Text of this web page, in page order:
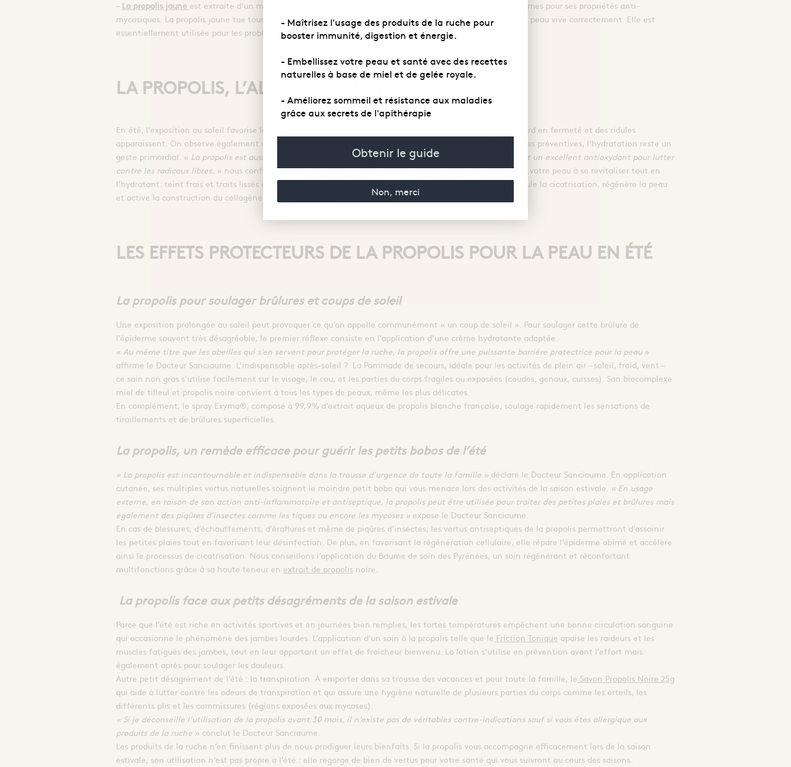
– La propolis jaune est extraite d’un milieu gras. Elle est principalement utilisée dans les baumes et les crèmes pour ses propriétés anti-
mycosiques. La propolis jaune tue tous les champignons et contient de bons micro-organismes pour que la peau vive correctement. Elle est
essentiellement utilisée pour les problèmes de peau (acnée, peau sèche, champignons…)
LA PROPOLIS, L’ALLIÉE ANTI-ÂGE
En été, l’exposition au soleil favorise le vieillissement prématuré de la peau. Au fil du temps, l’épiderme perd en fermeté et des ridules
apparaissent. On observe également un dessèchement et une déshydratation de la peau. Parmi les mesures préventives, l’hydratation reste un
geste primordial. « La propolis est aussi un puissant antioxydant grâce à sa richesse en flavonoïdes, elle est un excellent antioxydant pour lutter
contre les radicaux libres. » nous confie le docteur Sanciaume. Notre Crème de l’Apicultrice Anti-âge, aide votre peau à se revitaliser tout en
l’hydratant: teint frais et traits lissés égaieront votre visage. Notre préparation, enrichie en propolis, stimule la cicatrisation, régénère la peau
et active la construction du collagène pour une peau saine et revigorée.
LES EFFETS PROTECTEURS DE LA PROPOLIS POUR LA PEAU EN ÉTÉ
La propolis pour soulager brûlures et coups de soleil
Une exposition prolongée au soleil peut provoquer ce qu’on appelle communément « un coup de soleil ». Pour soulager cette brûlure de
l’épiderme souvent très désagréable, le premier réflexe consiste en l’application d’une crème hydratante adaptée.
« Au même titre que les abeilles qui s’en servent pour protéger la ruche, la propolis offre une puissante barrière protectrice pour la peau»
affirme le Docteur Sanciaume. L’indispensable après-soleil ? La Pommade de secours, idéale pour les activités de plein air – soleil, froid, vent –
ce soin non gras s’utilise facilement sur le visage, le cou, et les parties du corps fragiles ou exposées (coudes, genoux, cuisses). Son biocomplexe
miel de tilleul et propolis noire convient à tous les types de peaux, même les plus délicates.
En complément, le spray Exyma®, composé à 99,9% d’extrait aqueux de propolis blanche française, soulage rapidement les sensations de
tiraillements et de brûlures superficielles.
La propolis, un remède efficace pour guérir les petits bobos de l’été
« La propolis est incontournable et indispensable dans la trousse d’urgence de toute la famille » déclare le Docteur Sanciaume. En application
cutanée, ses multiples vertus naturelles soignent le moindre petit bobo qui vous menace lors des activités de la saison estivale. « En usage
externe, en raison de son action anti-inflammatoire et antiseptique, la propolis peut être utilisée pour traiter des petites plaies et brûlures mais
également des piqûres d’insectes comme les tiques ou encore les mycoses » expose le Docteur Sanciaume.
En cas de blessures, d’échauffements, d’éraflures et même de piqûres d’insectes, les vertus antiseptiques de la propolis permettront d’assainir
les petites plaies tout en favorisant leur désinfection. De plus, en favorisant la régénération cellulaire, elle répare l’épiderme abîmé et accélère
ainsi le processus de cicatrisation. Nous conseillons l’application du Baume de soin des Pyrénées, un soin régénérant et réconfortant
multifonctions grâce à sa haute teneur en extrait de propolis noire.
La propolis face aux petits désagréments de la saison estivale
Parce que l’été est riche en activités sportives et en journées bien remplies, les fortes températures empêchent une bonne circulation sanguine
qui occasionne le phénomène des jambes lourdes. L’application d’un soin à la propolis telle que le Friction Tonique apaise les raideurs et les
muscles fatigués des jambes, tout en leur apportant un effet de fraîcheur bienvenu. La lotion s’utilise en prévention avant l’effort mais
également après pour soulager les douleurs.
Autre petit désagrément de l’été : la transpiration. À emporter dans sa trousse des vacances et pour toute la famille, le Savon Propolis Noire 25g
qui aide à lutter contre les odeurs de transpiration et qui assure une hygiène naturelle de plusieurs parties du corps comme les orteils, les
différents plis et les commissures (régions exposées aux mycoses).
« Si je déconseille l’utilisation de la propolis avant 30 mois, il n’existe pas de véritables contre-indications sauf si vous êtes allergique aux
produits de la ruche » conclut le Docteur Sanciaume.
Les produits de la ruche n’en finissent plus de nous prodiguer leurs bienfaits. Si la propolis vous accompagne efficacement lors de la saison
estivale, son utilisation n’est pas propre à l’été : elle regorge de bien de vertus pour votre santé qui vous suivront au cours des saisons.
- Maîtrisez l'usage des produits de la ruche pour
booster immunité, digestion et énergie.
- Embellissez votre peau et santé avec des recettes
naturelles à base de miel et de gelée royale.
- Améliorez sommeil et résistance aux maladies
grâce aux secrets de l'apithérapie
Obtenir le guide
Non, merci